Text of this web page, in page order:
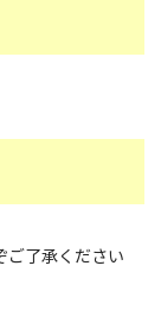
ご了承ください